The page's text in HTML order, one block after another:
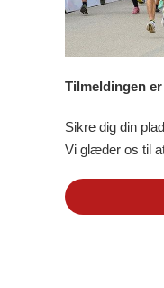
Tilmeldingen
Sikre dig din
Vi glæder os til